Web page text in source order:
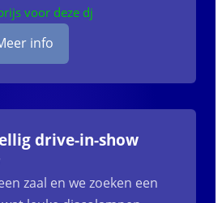
voor deze dj
info
drive-in-show
zaal en we zoeken een